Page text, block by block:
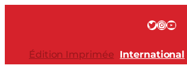
Twitter InstagramYouTube
Édition Imprimée International